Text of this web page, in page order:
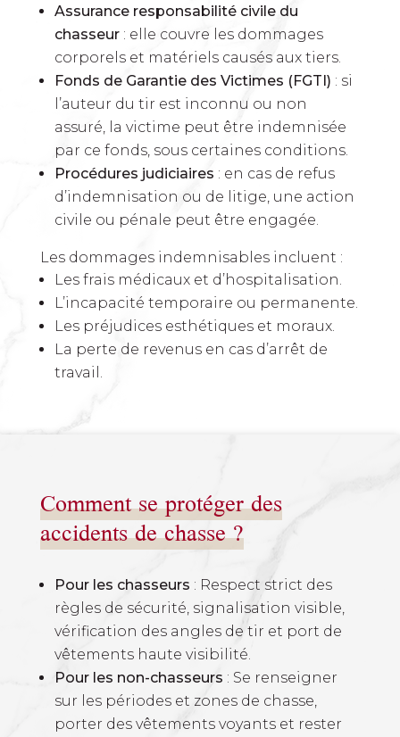
Assurance responsabilité civile du
chasseur: elle couvre les dommages
corporels et matériels causés aux tiers.
Fonds de Garantie des Victimes (FGTI) : si
l’auteur du tir est inconnu ou non
assuré, la victime peut être indemnisée
par ce fonds, sous certaines conditions.
Procédures judiciaires : en cas de refus
d’indemnisation ou de litige, une action
civile ou pénale peut être engagée.
Les dommages indemnisables incluent :
Les frais médicaux et d’hospitalisation.
L’incapacité temporaire ou permanente.
Les préjudices esthétiques et moraux.
La perte de revenus en cas d’arrêt de
travail.
Comment se protéger des
accidents de chasse ?
Pour les chasseurs : Respect strict des
règles de sécurité, signalisation visible,
vérification des angles de tir et port de
vêtements haute visibilité.
Pour les non-chasseurs : Se renseigner
sur les périodes et zones de chasse,
porter des vêtements voyants et rester